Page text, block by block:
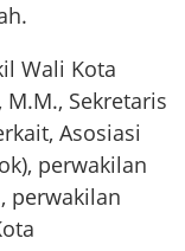
Wali Kota
Sekretaris
Asosiasi
perwakilan
perwakilan